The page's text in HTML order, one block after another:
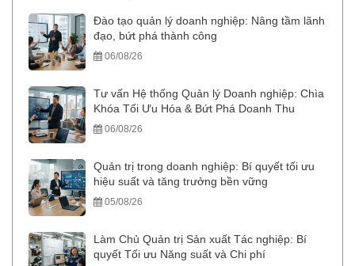
Đào tạo quản lý doanh nghiệp: Nâng tầm lãnh
đạo, bứt phá thành công
06/08/26
Tư vấn Hệ thống Quản lý Doanh nghiệp: Chìa
Khóa Tối Ưu Hóa & Bứt Phá Doanh Thu
06/08/26
Quản trị trong doanh nghiệp: Bí quyết tối ưu
hiệu suất và tăng trưởng bền vững
05/08/26
Làm Chủ Quản trị Sản xuất Tác nghiệp: Bí
quyết Tối ưu Năng suất và Chi phí